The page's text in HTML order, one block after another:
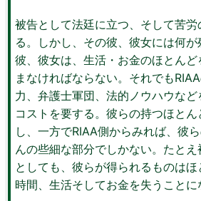
被告として法廷に立つ、そして苦労
る。しかし、その彼、彼女には何
彼、彼女は、生活・お金のほとん
まなければならない。それでも
力、弁護士軍団、法的ノウハウな
コストを要する。彼らの持つほと
し、一方でRIAA側からみれば、彼
んの些細な部分でしかない。たと
としても、彼らが得られるものはほ
時間、生活そしてお金を失うことに